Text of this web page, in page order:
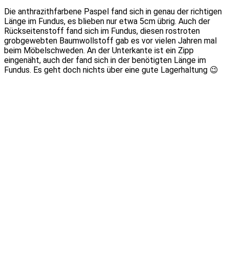
Die anthrazithfarbene Paspel fand sich in genau der richtigen
Länge im Fundus, es blieben nur etwa 5cm übrig. Auch der
Rückseitenstoff fand sich im Fundus, diesen rostroten
grobgewebten Baumwollstoff gab es vor vielen Jahren mal
beim Möbelschweden. An der Unterkante ist ein Zipp
eingenäht, auch der fand sich in der benötigten Länge im
Fundus. Es geht doch nichts über eine gute Lagerhaltung 😉